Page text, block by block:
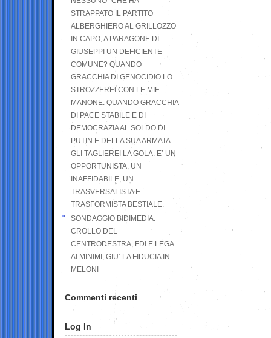
STRAPPATO IL PARTITO
ALBERGHIERO AL GRILLOZZO
IN CAPO, A PARAGONE DI
GIUSEPPI UN DEFICIENTE
COMUNE? QUANDO
GRACCHIA DI GENOCIDIO LO
STROZZEREI CON LE MIE
MANONE. QUANDO GRACCHIA
DI PACE STABILE E DI
DEMOCRAZIA AL SOLDO DI
PUTIN E DELLA SUA ARMATA
GLI TAGLIEREI LA GOLA: E’ UN
OPPORTUNISTA, UN
INAFFIDABILE, UN
TRASVERSALISTA E
TRASFORMISTA BESTIALE.
SONDAGGIO BIDIMEDIA:
CROLLO DEL
CENTRODESTRA, FDI E LEGA
AI MINIMI, GIU’ LA FIDUCIA IN
MELONI
Commenti recenti
Log In